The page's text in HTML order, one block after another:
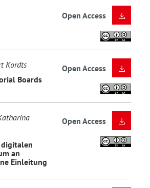
Open Access
Kordts
Boards
Open Access
digitalen
an
Einleitung
Open Access